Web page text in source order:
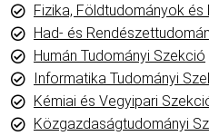
Fizika, Földtudományok
Had- és
Humán Tudományi Szekció
Informatika Tudományi
Kémiai és Vegyipari
Közgazdaságtudományi